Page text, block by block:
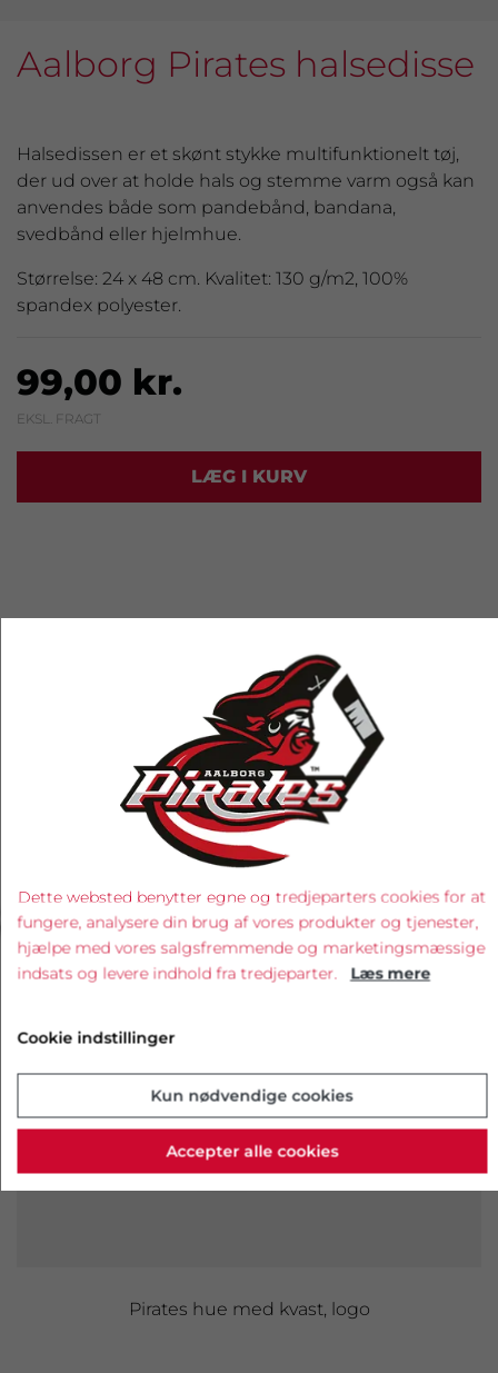
Aalborg Pirates halsedisse
Halsedissen er et skønt stykke multifunktionelt tøj,
der ud over at holde hals og stemme varm også kan
anvendes både som pandebånd, bandana,
svedbånd eller hjelmhue.
Størrelse: 24 x 48 cm. Kvalitet: 130 g/m2, 100%
spandex polyester.
99,00 kr.
EKSL. FRAGT
LÆG I KURV
Pirates hue med kvast, logo
‹ ›
Dette websted benytter egne og tredjeparters cookies for at
fungere, analysere din brug af vores produkter og tjenester,
hjælpe med vores salgsfremmende og marketingsmæssige
indsats og levere indhold fra tredjeparter. Læs mere
Cookie indstillinger
Kun nødvendige cookies
Accepter alle cookies